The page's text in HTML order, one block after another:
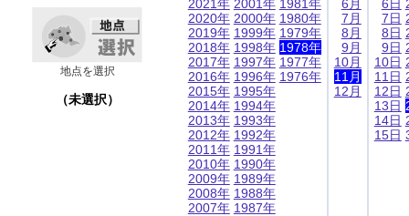
地点を選択
（未選択）
2021年
2020年
2019年
2018年
2017年
2016年
2015年
2014年
2013年
2012年
2011年
2010年
2009年
2008年
2007年
2001年
2000年
1999年
1998年
1997年
1996年
1995年
1994年
1993年
1992年
1991年
1990年
1989年
1988年
1987年
1981年
1980年
1979年
1978年
1977年
1976年
6月
7月
8月
9月
10月
11月
12月
6日
7日
8日
9日
10日
11日
12日
13日
14日
15日